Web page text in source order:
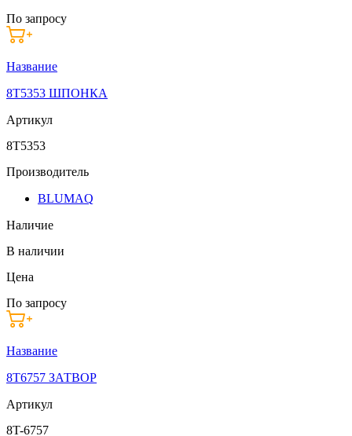
По запросу
Название
8T5353 ШПОНКА
Артикул
8T5353
Производитель
BLUMAQ
Наличие
В наличии
Цена
По запросу
Название
8T6757 ЗАТВОР
Артикул
8T-6757